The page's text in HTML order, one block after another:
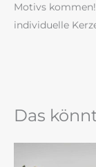
Motivs
individuelle
Das